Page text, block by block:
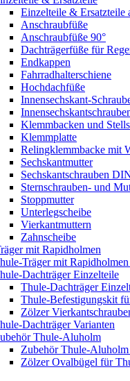
Einzelteile & Ersatzteile
Anschraubfüße
Anschraubfüße 90°
Dachträgerfüße für
Endkappen
Fahrradhalterschiene
Hochdachfüße
Innensechskant-
Klemmbacken und
Klemmplatte
Relingklemmbacke mit
Sechskantmutter
Sechskantschrauben
Sternschrauben- und
Stoppmutter
Unterlegscheibe
Vierkantmuttern
Zahnscheibe
mit Rapidholmen
Träger mit Rapidholmen
Dachträger Einzelteile
Thule-Dachträger
Thule-Befestigungskit
Zölzer
Dachträger Varianten
Thule-Aluholm
Zubehör Thule-Aluholm
Zölzer Ovalbügel für